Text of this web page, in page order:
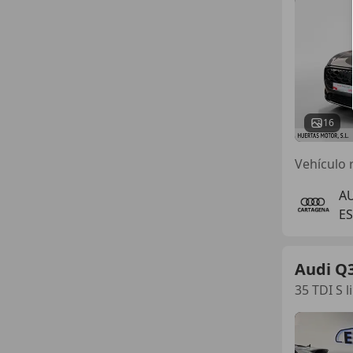
16
Vehículo
Audi
35 TDI S